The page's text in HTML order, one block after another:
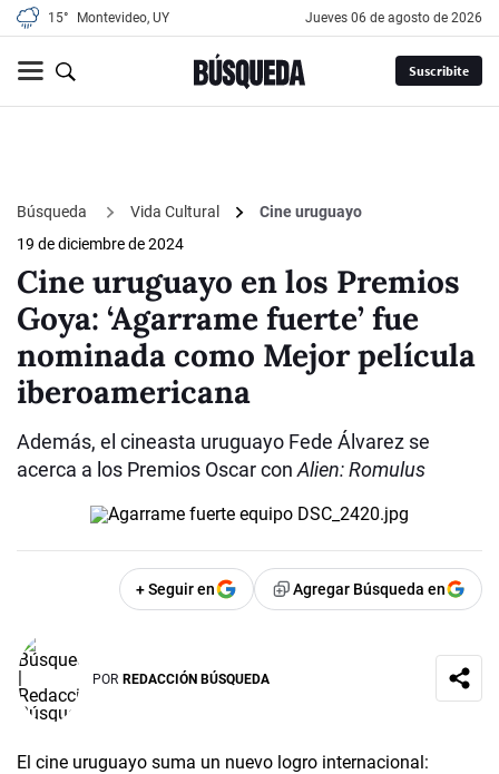
15° Montevideo, UY jueves 06 de agosto de 2026
Suscribite
Búsqueda Vida Cultural
Cine uruguayo
19 de diciembre de 2024
Cine uruguayo en los Premios
Goya: ‘Agarrame fuerte’ fue
nominada como Mejor película
iberoamericana
Además, el cineasta uruguayo Fede Álvarez se
acerca a los Premios Oscar con Alien: Romulus
+ Seguir en Agregar Búsqueda en
POR REDACCIÓN BÚSQUEDA
El cine uruguayo suma un nuevo logro internacional: